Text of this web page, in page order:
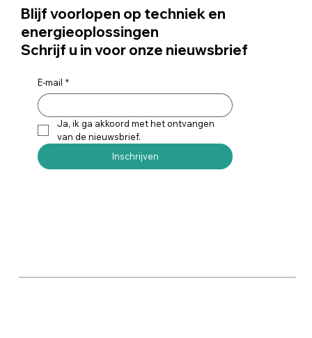
Blijf voorlopen op techniek en
energieoplossingen
Schrijf u in voor onze nieuwsbrief
E-mail *
Ja, ik ga akkoord met het ontvangen
van de nieuwsbrief.
Inschrijven